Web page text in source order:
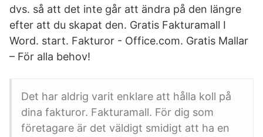
dvs. så att det inte går att ändra på den längre
efter att du skapat den. Gratis Fakturamall I
Word. start. Fakturor - Office.com. Gratis Mallar
– För alla behov!
Det har aldrig varit enklare att hålla koll på
dina fakturor. Fakturamall. För dig som
företagare är det väldigt smidigt att ha en